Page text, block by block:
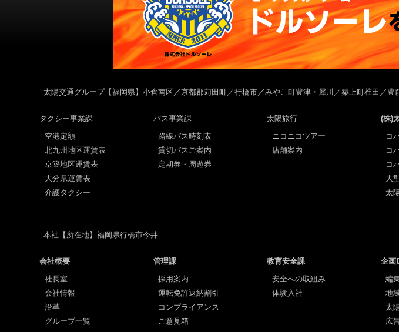
太陽交通グループ【福岡県】小倉南区／京都郡苅田町／行橋市／みやこ町豊津・犀川／築上町椎田／
タクシー事業課
空港定額
北九州地区運賃表
京築地区運賃表
大分県運賃表
介護タクシー
バス事業課
路線バス時刻表
貸切バスご案内
定期券・周遊券
太陽旅行
ニコニコツアー
店舗案内
(株)
コ
コ
コ
大
太
本社 【所在地】福岡県行橋市今井
会社概要
社長室
会社情報
沿革
グループ一覧
管理課
採用案内
運転免許返納割引
コンプライアンス
ご意見箱
教育安全課
安全への取組み
体験入社
企画
編
地
太
広